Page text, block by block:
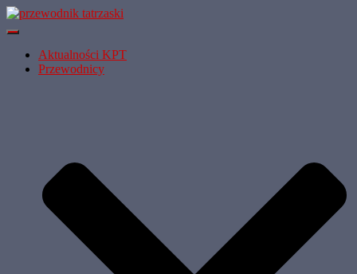
Przełącz
NawigacjęAktualności KPT
Przewodnicy